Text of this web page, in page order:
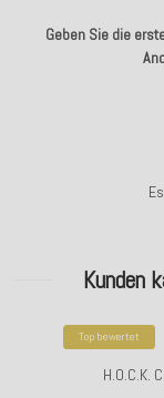
Geben Sie die
Kunden
Top bewertet
H.O.C.K.